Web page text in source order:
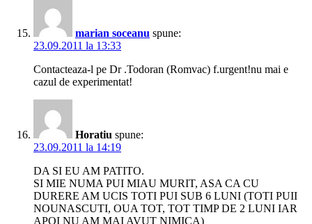
marian soceanu spune:
23.09.2011 la 13:33
Contacteaza-l pe Dr .Todoran (Romvac) f.urgent!nu mai e
cazul de experimentat!
Horatiu spune:
23.09.2011 la 14:19
DA SI EU AM PATITO.
SI MIE NUMA PUI MIAU MURIT, ASA CA CU
DURERE AM UCIS TOTI PUI SUB 6 LUNI (TOTI PUII
NOUNASCUTI, OUA TOT, TOT TIMP DE 2 LUNI IAR
APOI NU AM MAI AVUT NIMICA)